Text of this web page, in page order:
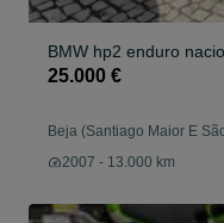
BMW hp2 enduro
25.000 €
Beja (Santiago Maior E
2007 - 13.000 km